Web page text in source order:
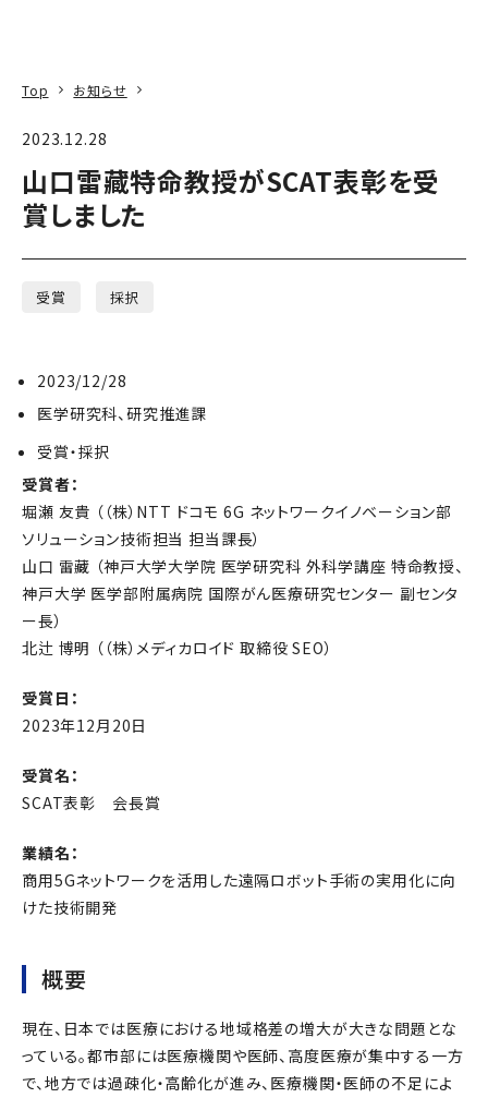
Top お知らせ
2023.12.28
山口雷藏特命教授がSCAT表彰を受
賞しました
受賞 採択
2023/12/28
医学研究科、研究推進課
受賞・採択
受賞者：
堀瀬 友貴 （（株）NTT ドコモ 6G ネットワークイノベーション部
ソリューション技術担当 担当課長）
山口 雷藏 （神戸大学大学院 医学研究科 外科学講座 特命教授、
神戸大学 医学部附属病院 国際がん医療研究センター 副センタ
ー長）
北辻 博明 （（株）メディカロイド 取締役 SEO）
受賞日：
2023年12月20日
受賞名：
SCAT表彰 会長賞
業績名：
商用5Gネットワークを活用した遠隔ロボット手術の実用化に向
けた技術開発
概要
現在、日本では医療における地域格差の増大が大きな問題とな
っている。都市部には医療機関や医師、高度医療が集中する一方
で、地方では過疎化・高齢化が進み、医療機関・医師の不足によ